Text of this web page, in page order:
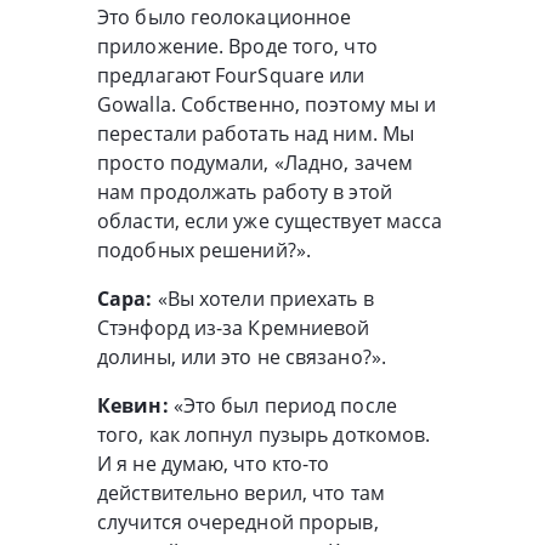
Это было геолокационное
приложение. Вроде того, что
предлагают FourSquare или
Gowalla. Собственно, поэтому мы и
перестали работать над ним. Мы
просто подумали, «Ладно, зачем
нам продолжать работу в этой
области, если уже существует масса
подобных решений?».
Сара: «Вы хотели приехать в
Стэнфорд из-за Кремниевой
долины, или это не связано?».
Кевин: «Это был период после
того, как лопнул пузырь доткомов.
И я не думаю, что кто-то
действительно верил, что там
случится очередной прорыв,